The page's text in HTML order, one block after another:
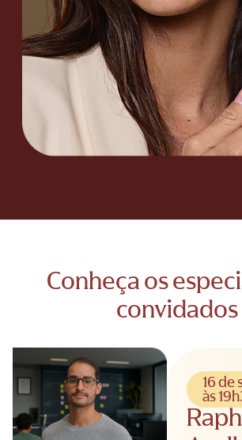
Conheça os
convidados
16 de
às